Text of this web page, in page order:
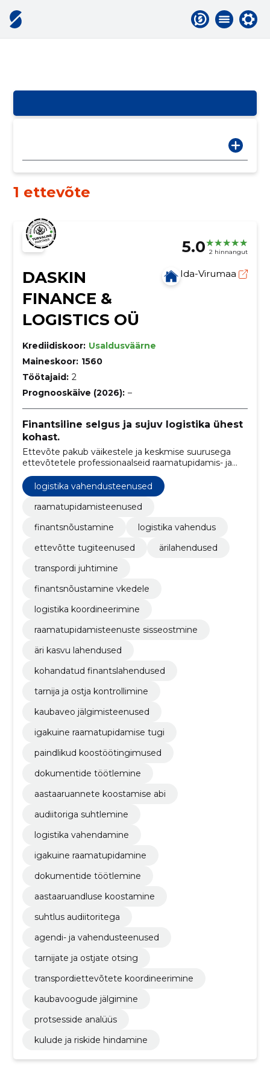
1 ettevõte
5.0 2 hinnangut
DASKIN
FINANCE &
LOGISTICS OÜ
Ida-Virumaa
Krediidiskoor: Usaldusväärne
Maineskoor: 1560
Töötajaid: 2
Prognooskäive (2026): –
Finantsiline selgus ja sujuv logistika ühest
kohast.
Ettevõte pakub väikestele ja keskmise suurusega
ettevõtetele professionaalseid raamatupidamis- ja
logistikavahendusteenuseid. Eesmärk on tagada
klientidele selged finantsprotsessid ja sujuvad
logistikaühendused.
logistika vahendusteenused
raamatupidamisteenused
finantsnõustamine
logistika vahendus
ettevõtte tugiteenused
ärilahendused
transpordi juhtimine
finantsnõustamine vkedele
logistika koordineerimine
raamatupidamisteenuste sisseostmine
äri kasvu lahendused
kohandatud finantslahendused
tarnija ja ostja kontrollimine
kaubaveo jälgimisteenused
igakuine raamatupidamise tugi
paindlikud koostöötingimused
dokumentide töötlemine
aastaaruannete koostamise abi
audiitoriga suhtlemine
logistika vahendamine
igakuine raamatupidamine
dokumentide töötlemine
aastaaruandluse koostamine
suhtlus audiitoritega
agendi- ja vahendusteenused
tarnijate ja ostjate otsing
transpordiettevõtete koordineerimine
kaubavoogude jälgimine
protsesside analüüs
kulude ja riskide hindamine